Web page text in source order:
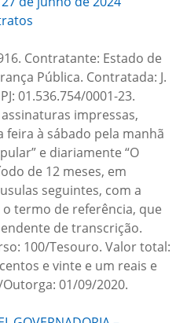
Contratante: Estado de
Pública. Contratada: J.
01.536.754/0001-23.
impressas,
à sábado pela manhã
e diariamente “O
de 12 meses, em
seguintes, com a
termo de referência, que
de transcrição.
100/Tesouro. Valor total:
e vinte e um reais e
01/09/2020.